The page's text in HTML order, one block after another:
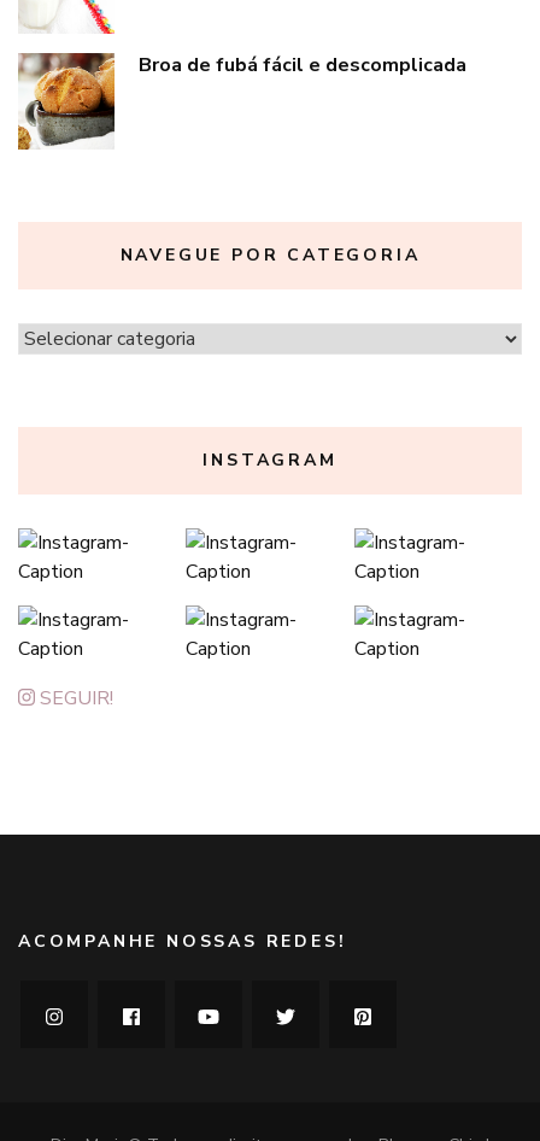
Broa de fubá fácil e descomplicada
NAVEGUE POR CATEGORIA
Navegue
INSTAGRAM
SEGUIR!
ACOMPANHE NOSSAS REDES!